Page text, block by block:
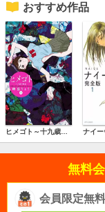
おすすめ作品
ナイー
無料
会員限定無料